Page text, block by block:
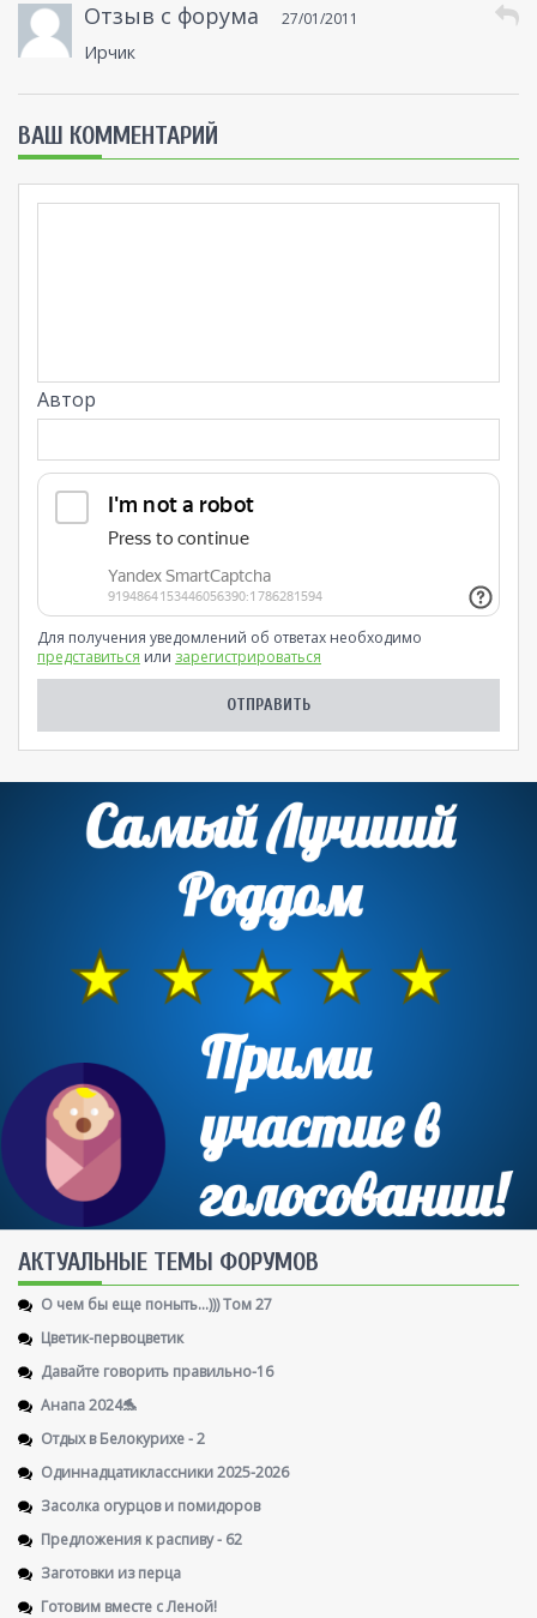
Отзыв с форума 27/01/2011
Ирчик
ВАШ КОММЕНТАРИЙ
Автор
Для получения уведомлений об ответах необходимо
представиться или зарегистрироваться
AКТУАЛЬНЫЕ ТЕМЫ ФОРУМОВ
О чем бы еще поныть...))) Том 27
Цветик-первоцветик
Давайте говорить правильно-16
Анапа 2024🐬
Отдых в Белокурихе - 2
Одиннадцатиклассники 2025-2026
Засолка огурцов и помидоров
Предложения к распиву - 62
Заготовки из перца
Готовим вместе с Леной!